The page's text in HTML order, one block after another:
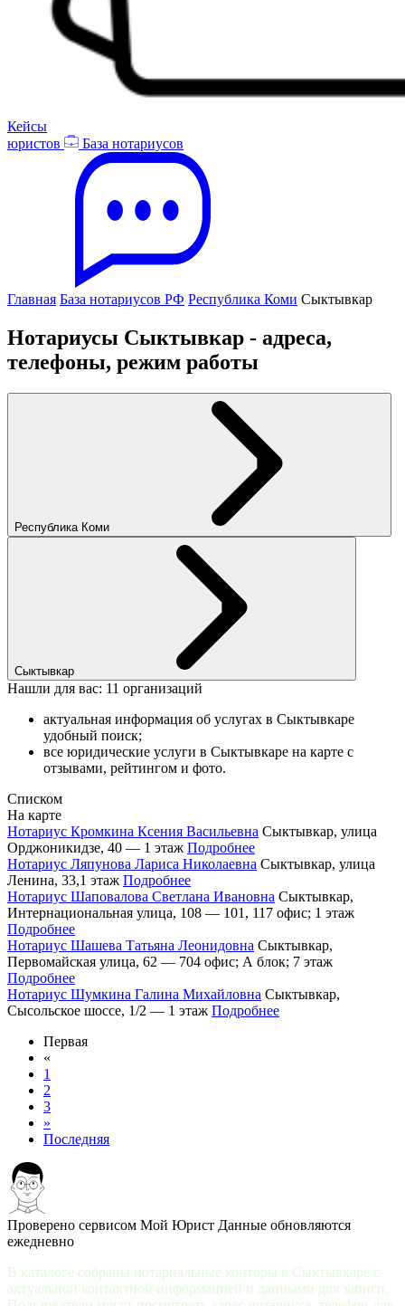
Кейсы
юристов
База нотариусов
Главная База нотариусов РФ Республика Коми Сыктывкар
Нотариусы Сыктывкар - адреса,
телефоны, режим работы
Республика Коми
Сыктывкар
Нашли для вас: 11 организаций
актуальная информация об услугах в Сыктывкаре
удобный поиск;
все юридические услуги в Сыктывкаре на карте с
отзывами, рейтингом и фото.
Списком
На карте
Нотариус Кромкина Ксения Васильевна Сыктывкар, улица
Орджоникидзе, 40 — 1 этаж Подробнее
Нотариус Ляпунова Лариса Николаевна Сыктывкар, улица
Ленина, 33,1 этаж Подробнее
Нотариус Шаповалова Светлана Ивановна Сыктывкар,
Интернациональная улица, 108 — 101, 117 офис; 1 этаж
Подробнее
Нотариус Шашева Татьяна Леонидовна Сыктывкар,
Первомайская улица, 62 — 704 офис; А блок; 7 этаж
Подробнее
Нотариус Шумкина Галина Михайловна Сыктывкар,
Сысольское шоссе, 1/2 — 1 этаж Подробнее
Первая
«
1
2
3
»
Последняя
Проверено сервисом Мой Юрист Данные обновляются
ежедневно
В каталоге собраны нотариальные конторы в Сыктывкаре с
актуальной контактной информацией и данными для записи.